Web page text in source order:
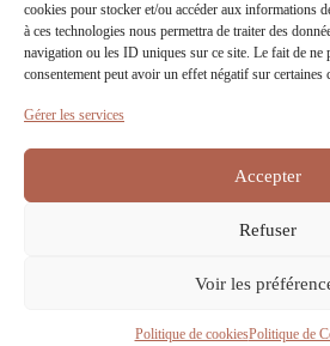
cookies pour stocker et/ou accéder aux informations
à ces technologies nous permettra de traiter des
navigation ou les ID uniques sur ce site. Le fait de ne
consentement peut avoir un effet négatif sur certaines
Gérer les services
Accepter
Refuser
Voir les
Politique de cookiesPolitique de
Découvrir nos autres
Politique de